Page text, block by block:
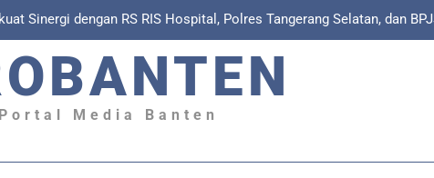
Sinergi dengan RS RIS Hospital, Polres Tangerang Selatan, dan
dalam Sosialisasi Keterjaminan Korban
Tangerang Pastikan Korban Kecelakaan Lalu Lintas Mendapatkan
Transportasi, Jasa Raharja Bersama Dishub dan Kamsel
Portal Media Banten